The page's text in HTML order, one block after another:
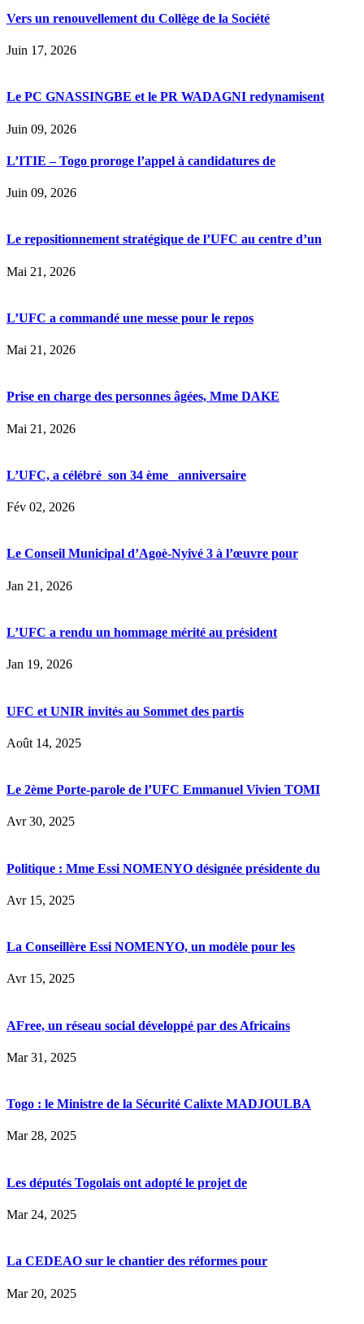
Vers un renouvellement du Collège de la Société
Juin 17, 2026
Le PC GNASSINGBE et le PR WADAGNI redynamisent
Juin 09, 2026
L’ITIE – Togo proroge l’appel à candidatures de
Juin 09, 2026
Le repositionnement stratégique de l’UFC au centre d’un
Mai 21, 2026
L’UFC a commandé une messe pour le repos
Mai 21, 2026
Prise en charge des personnes âgées, Mme DAKE
Mai 21, 2026
L’UFC, a célébré son 34 ème anniversaire
Fév 02, 2026
Le Conseil Municipal d’Agoè-Nyivé 3 à l’œuvre pour
Jan 21, 2026
L’UFC a rendu un hommage mérité au président
Jan 19, 2026
UFC et UNIR invités au Sommet des partis
Août 14, 2025
Le 2ème Porte-parole de l’UFC Emmanuel Vivien TOMI
Avr 30, 2025
Politique : Mme Essi NOMENYO désignée présidente du
Avr 15, 2025
La Conseillère Essi NOMENYO, un modèle pour les
Avr 15, 2025
AFree, un réseau social développé par des Africains
Mar 31, 2025
Togo : le Ministre de la Sécurité Calixte MADJOULBA
Mar 28, 2025
Les députés Togolais ont adopté le projet de
Mar 24, 2025
La CEDEAO sur le chantier des réformes pour
Mar 20, 2025